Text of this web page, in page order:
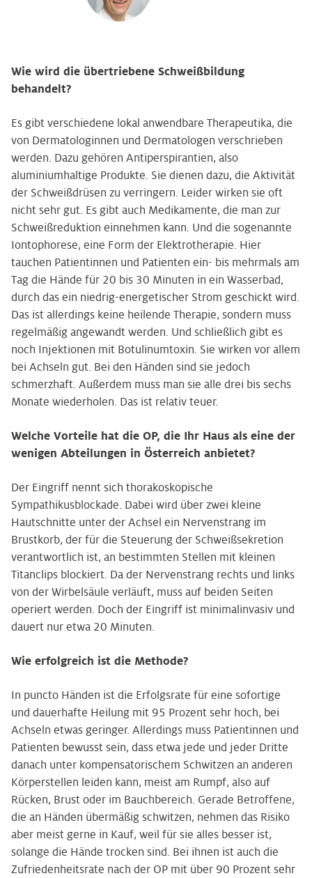
Wie wird die übertriebene Schweißbildung
behandelt?
Es gibt verschiedene lokal anwendbare Therapeutika, die
von Dermatologinnen und Dermatologen verschrieben
werden. Dazu gehören Antiperspirantien, also
aluminiumhaltige Produkte. Sie dienen dazu, die Aktivität
der Schweißdrüsen zu verringern. Leider wirken sie oft
nicht sehr gut. Es gibt auch Medikamente, die man zur
Schweißreduktion einnehmen kann. Und die sogenannte
Iontophorese, eine Form der Elektrotherapie. Hier
tauchen Patientinnen und Patienten ein- bis mehrmals am
Tag die Hände für 20 bis 30 Minuten in ein Wasserbad,
durch das ein niedrig-energetischer Strom geschickt wird.
Das ist allerdings keine heilende Therapie, sondern muss
regelmäßig angewandt werden. Und schließlich gibt es
noch Injektionen mit Botulinumtoxin. Sie wirken vor allem
bei Achseln gut. Bei den Händen sind sie jedoch
schmerzhaft. Außerdem muss man sie alle drei bis sechs
Monate wiederholen. Das ist relativ teuer.
Welche Vorteile hat die OP, die Ihr Haus als eine der
wenigen Abteilungen in Österreich anbietet?
Der Eingriff nennt sich thorakoskopische
Sympathikusblockade. Dabei wird über zwei kleine
Hautschnitte unter der Achsel ein Nervenstrang im
Brustkorb, der für die Steuerung der Schweißsekretion
verantwortlich ist, an bestimmten Stellen mit kleinen
Titanclips blockiert. Da der Nervenstrang rechts und links
von der Wirbelsäule verläuft, muss auf beiden Seiten
operiert werden. Doch der Eingriff ist minimalinvasiv und
dauert nur etwa 20 Minuten.
Wie erfolgreich ist die Methode?
In puncto Händen ist die Erfolgsrate für eine sofortige
und dauerhafte Heilung mit 95 Prozent sehr hoch, bei
Achseln etwas geringer. Allerdings muss Patientinnen und
Patienten bewusst sein, dass etwa jede und jeder Dritte
danach unter kompensatorischem Schwitzen an anderen
Körperstellen leiden kann, meist am Rumpf, also auf
Rücken, Brust oder im Bauchbereich. Gerade Betroffene,
die an Händen übermäßig schwitzen, nehmen das Risiko
aber meist gerne in Kauf, weil für sie alles besser ist,
solange die Hände trocken sind. Bei ihnen ist auch die
Zufriedenheitsrate nach der OP mit über 90 Prozent sehr